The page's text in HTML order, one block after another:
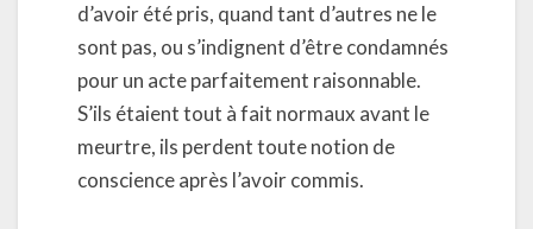
d’avoir été pris, quand tant d’autres ne le
sont pas, ou s’indignent d’être condamnés
pour un acte parfaitement raisonnable.
S’ils étaient tout à fait normaux avant le
meurtre, ils perdent toute notion de
conscience après l’avoir commis.